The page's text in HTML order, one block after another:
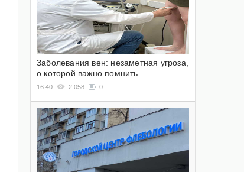
Заболевания вен: незаметная угроза,
о которой важно помнить
16:40 2 058 0